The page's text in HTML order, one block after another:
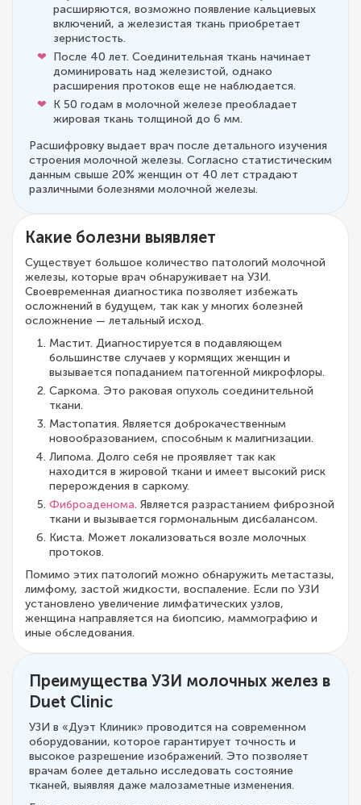
расширяются, возможно появление кальциевых
включений, а железистая ткань приобретает
зернистость.
После 40 лет. Соединительная ткань начинает
доминировать над железистой, однако
расширения протоков еще не наблюдается.
К 50 годам в молочной железе преобладает
жировая ткань толщиной до 6 мм.
Расшифровку выдает врач после детального изучения
строения молочной железы. Согласно статистическим
данным свыше 20% женщин от 40 лет страдают
различными болезнями молочной железы.
Какие болезни выявляет
Существует большое количество патологий молочной
железы, которые врач обнаруживает на УЗИ.
Своевременная диагностика позволяет избежать
осложнений в будущем, так как у многих болезней
осложнение — летальный исход.
Мастит. Диагностируется в подавляющем
большинстве случаев у кормящих женщин и
вызывается попаданием патогенной микрофлоры.
Саркома. Это раковая опухоль соединительной
ткани.
Мастопатия. Является доброкачественным
новообразованием, способным к малигнизации.
Липома. Долго себя не проявляет так как
находится в жировой ткани и имеет высокий риск
перерождения в саркому.
Фиброаденома. Является разрастанием фиброзной
ткани и вызывается гормональным дисбалансом.
Киста. Может локализоваться возле молочных
протоков.
Помимо этих патологий можно обнаружить метастазы,
лимфому, застой жидкости, воспаление. Если по УЗИ
установлено увеличение лимфатических узлов,
женщина направляется на биопсию, маммографию и
иные обследования.
Преимущества УЗИ молочных желез в
Duet Clinic
УЗИ в «Дуэт Клиник» проводится на современном
оборудовании, которое гарантирует точность и
высокое разрешение изображений. Это позволяет
врачам более детально исследовать состояние
тканей, выявляя даже малозаметные изменения.